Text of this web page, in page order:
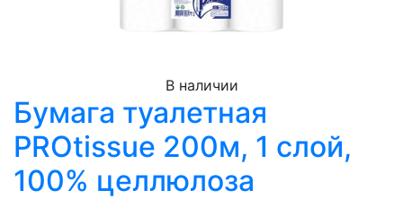
В наличии
Бумага туалетная
PROtissue 200м, 1 слой,
100% целлюлоза